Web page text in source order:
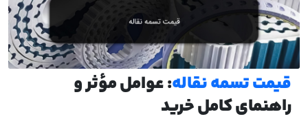
قیمت تسمه نقاله: عوامل مؤثر و
راهنمای کامل خرید